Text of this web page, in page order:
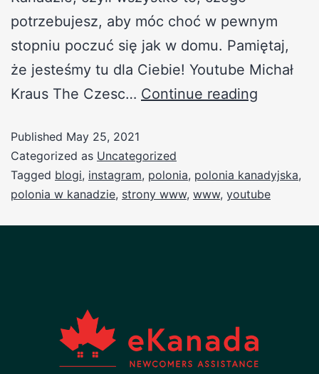
potrzebujesz, aby móc choć w pewnym
stopniu poczuć się jak w domu. Pamiętaj,
że jesteśmy tu dla Ciebie! Youtube Michał
Kraus The Czesc… Continue reading
Published May 25, 2021
Categorized as Uncategorized
Tagged blogi, instagram, polonia, polonia kanadyjska,
polonia w kanadzie, strony www, www, youtube